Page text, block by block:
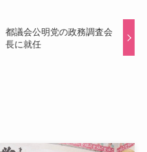
都議会公明党の政務調査会
長に就任